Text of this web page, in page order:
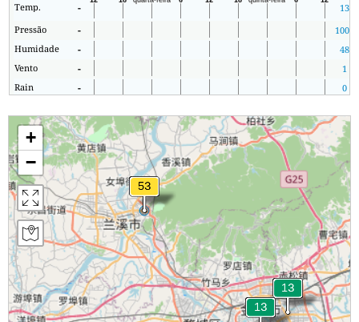
Temp.
-
13
Pressão
- 1004
Humidade
-
48
Vento
-
1
Rain
- 0
+
−